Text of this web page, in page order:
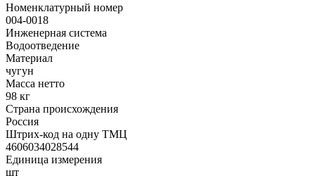
Номенклатурный номер
004-0018
Инженерная система
Водоотведение
Материал
чугун
Масса нетто
98 кг
Страна происхождения
Россия
Штрих-код на одну ТМЦ
4606034028544
Единица измерения
шт